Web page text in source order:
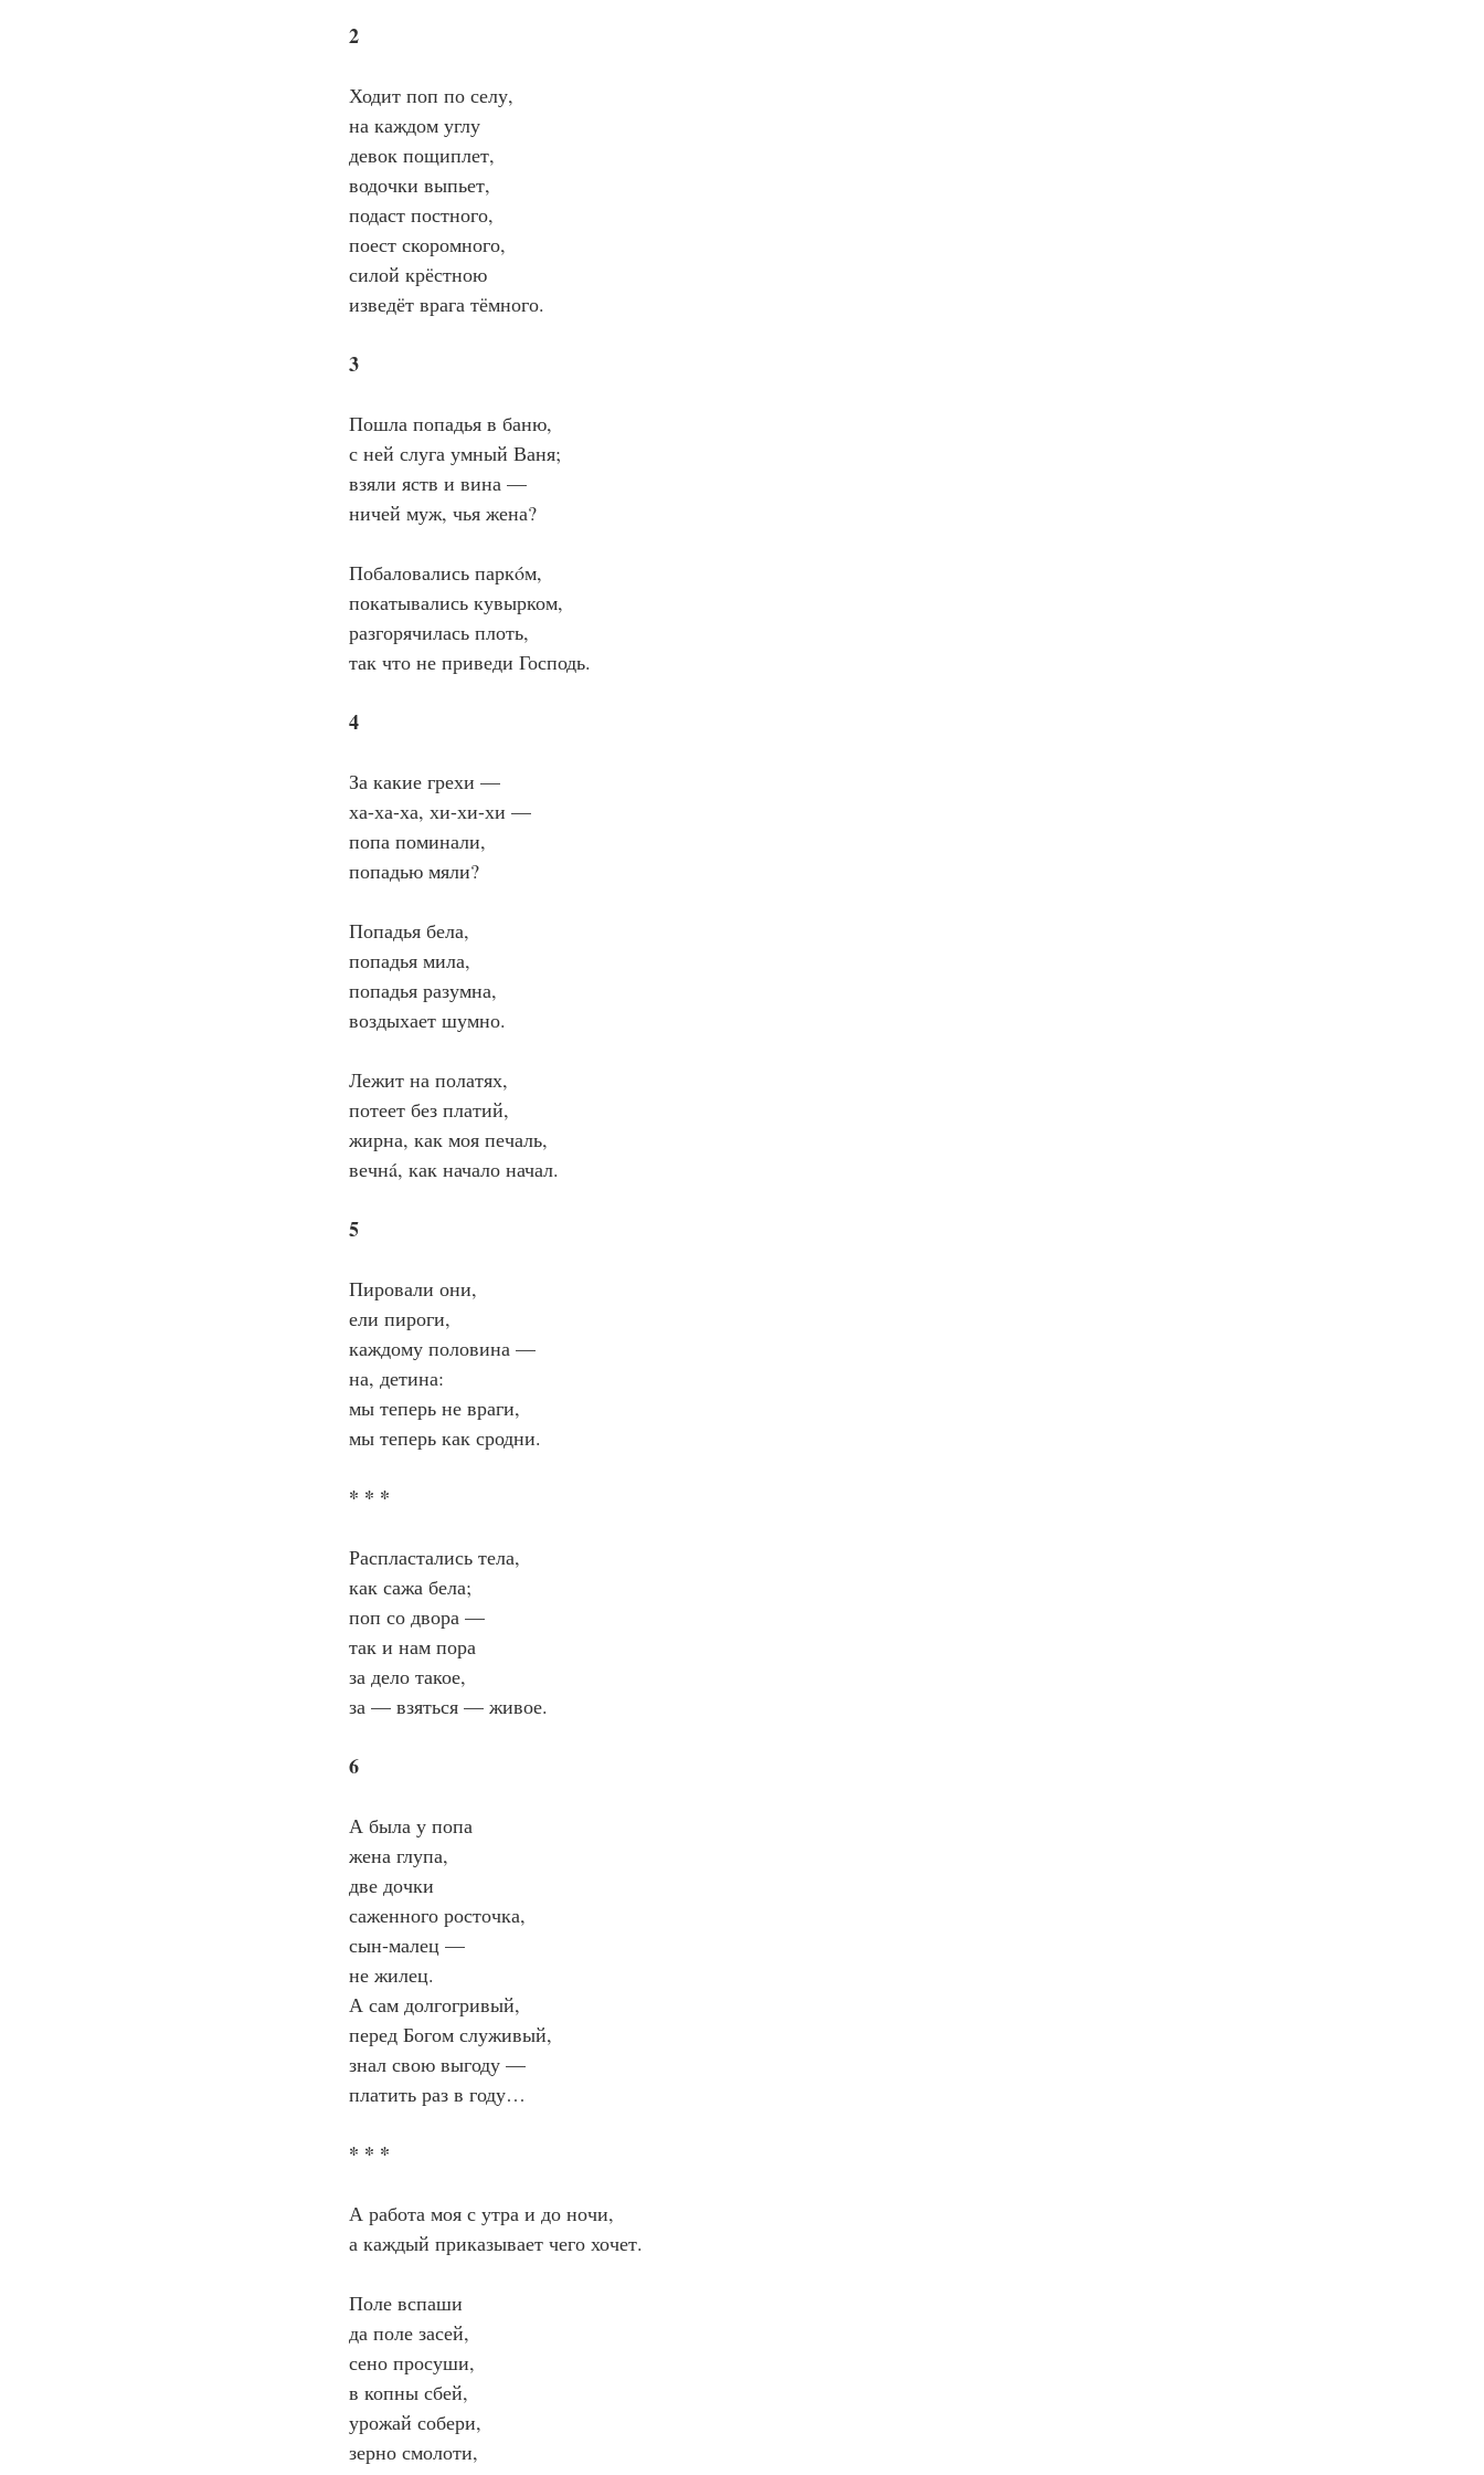
2
Ходит поп по селу,
на каждом углу
девок пощиплет,
водочки выпьет,
подаст постного,
поест скоромного,
силой крёстною
изведёт врага тёмного.
3
Пошла попадья в баню,
с ней слуга умный Ваня;
взяли яств и вина —
ничей муж, чья жена?
Побаловались паркóм,
покатывались кувырком,
разгорячилась плоть,
так что не приведи Господь.
4
За какие грехи —
ха-ха-ха, хи-хи-хи —
попа поминали,
попадью мяли?
Попадья бела,
попадья мила,
попадья разумна,
воздыхает шумно.
Лежит на полатях,
потеет без платий,
жирна, как моя печаль,
вечнá, как начало начал.
5
Пировали они,
ели пироги,
каждому половина —
на, детина:
мы теперь не враги,
мы теперь как сродни.
* * *
Распластались тела,
как сажа бела;
поп со двора —
так и нам пора
за дело такое,
за — взяться — живое.
6
А была у попа
жена глупа,
две дочки
саженного росточка,
сын-малец —
не жилец.
А сам долгогривый,
перед Богом служивый,
знал свою выгоду —
платить раз в году…
* * *
А работа моя с утра и до ночи,
а каждый приказывает чего хочет.
Поле вспаши
да поле засей,
сено просуши,
в копны сбей,
урожай собери,
зерно смолоти,